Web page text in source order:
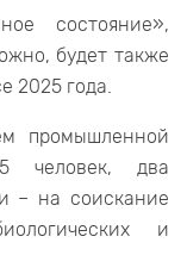
состояние»,
будет также
2025 года.
промышленной
человек, два
– на соискание
и